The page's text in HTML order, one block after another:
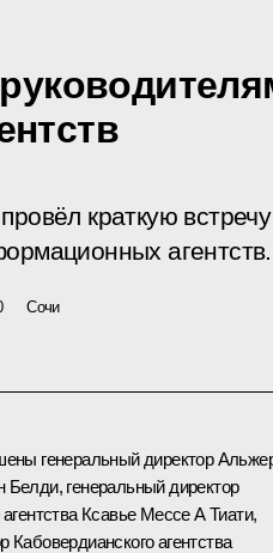
краткую
агентств.
Сочи
генеральный директор
генеральный директор
Ксавье Мессе А Тиати,
Кабовердианского агентства